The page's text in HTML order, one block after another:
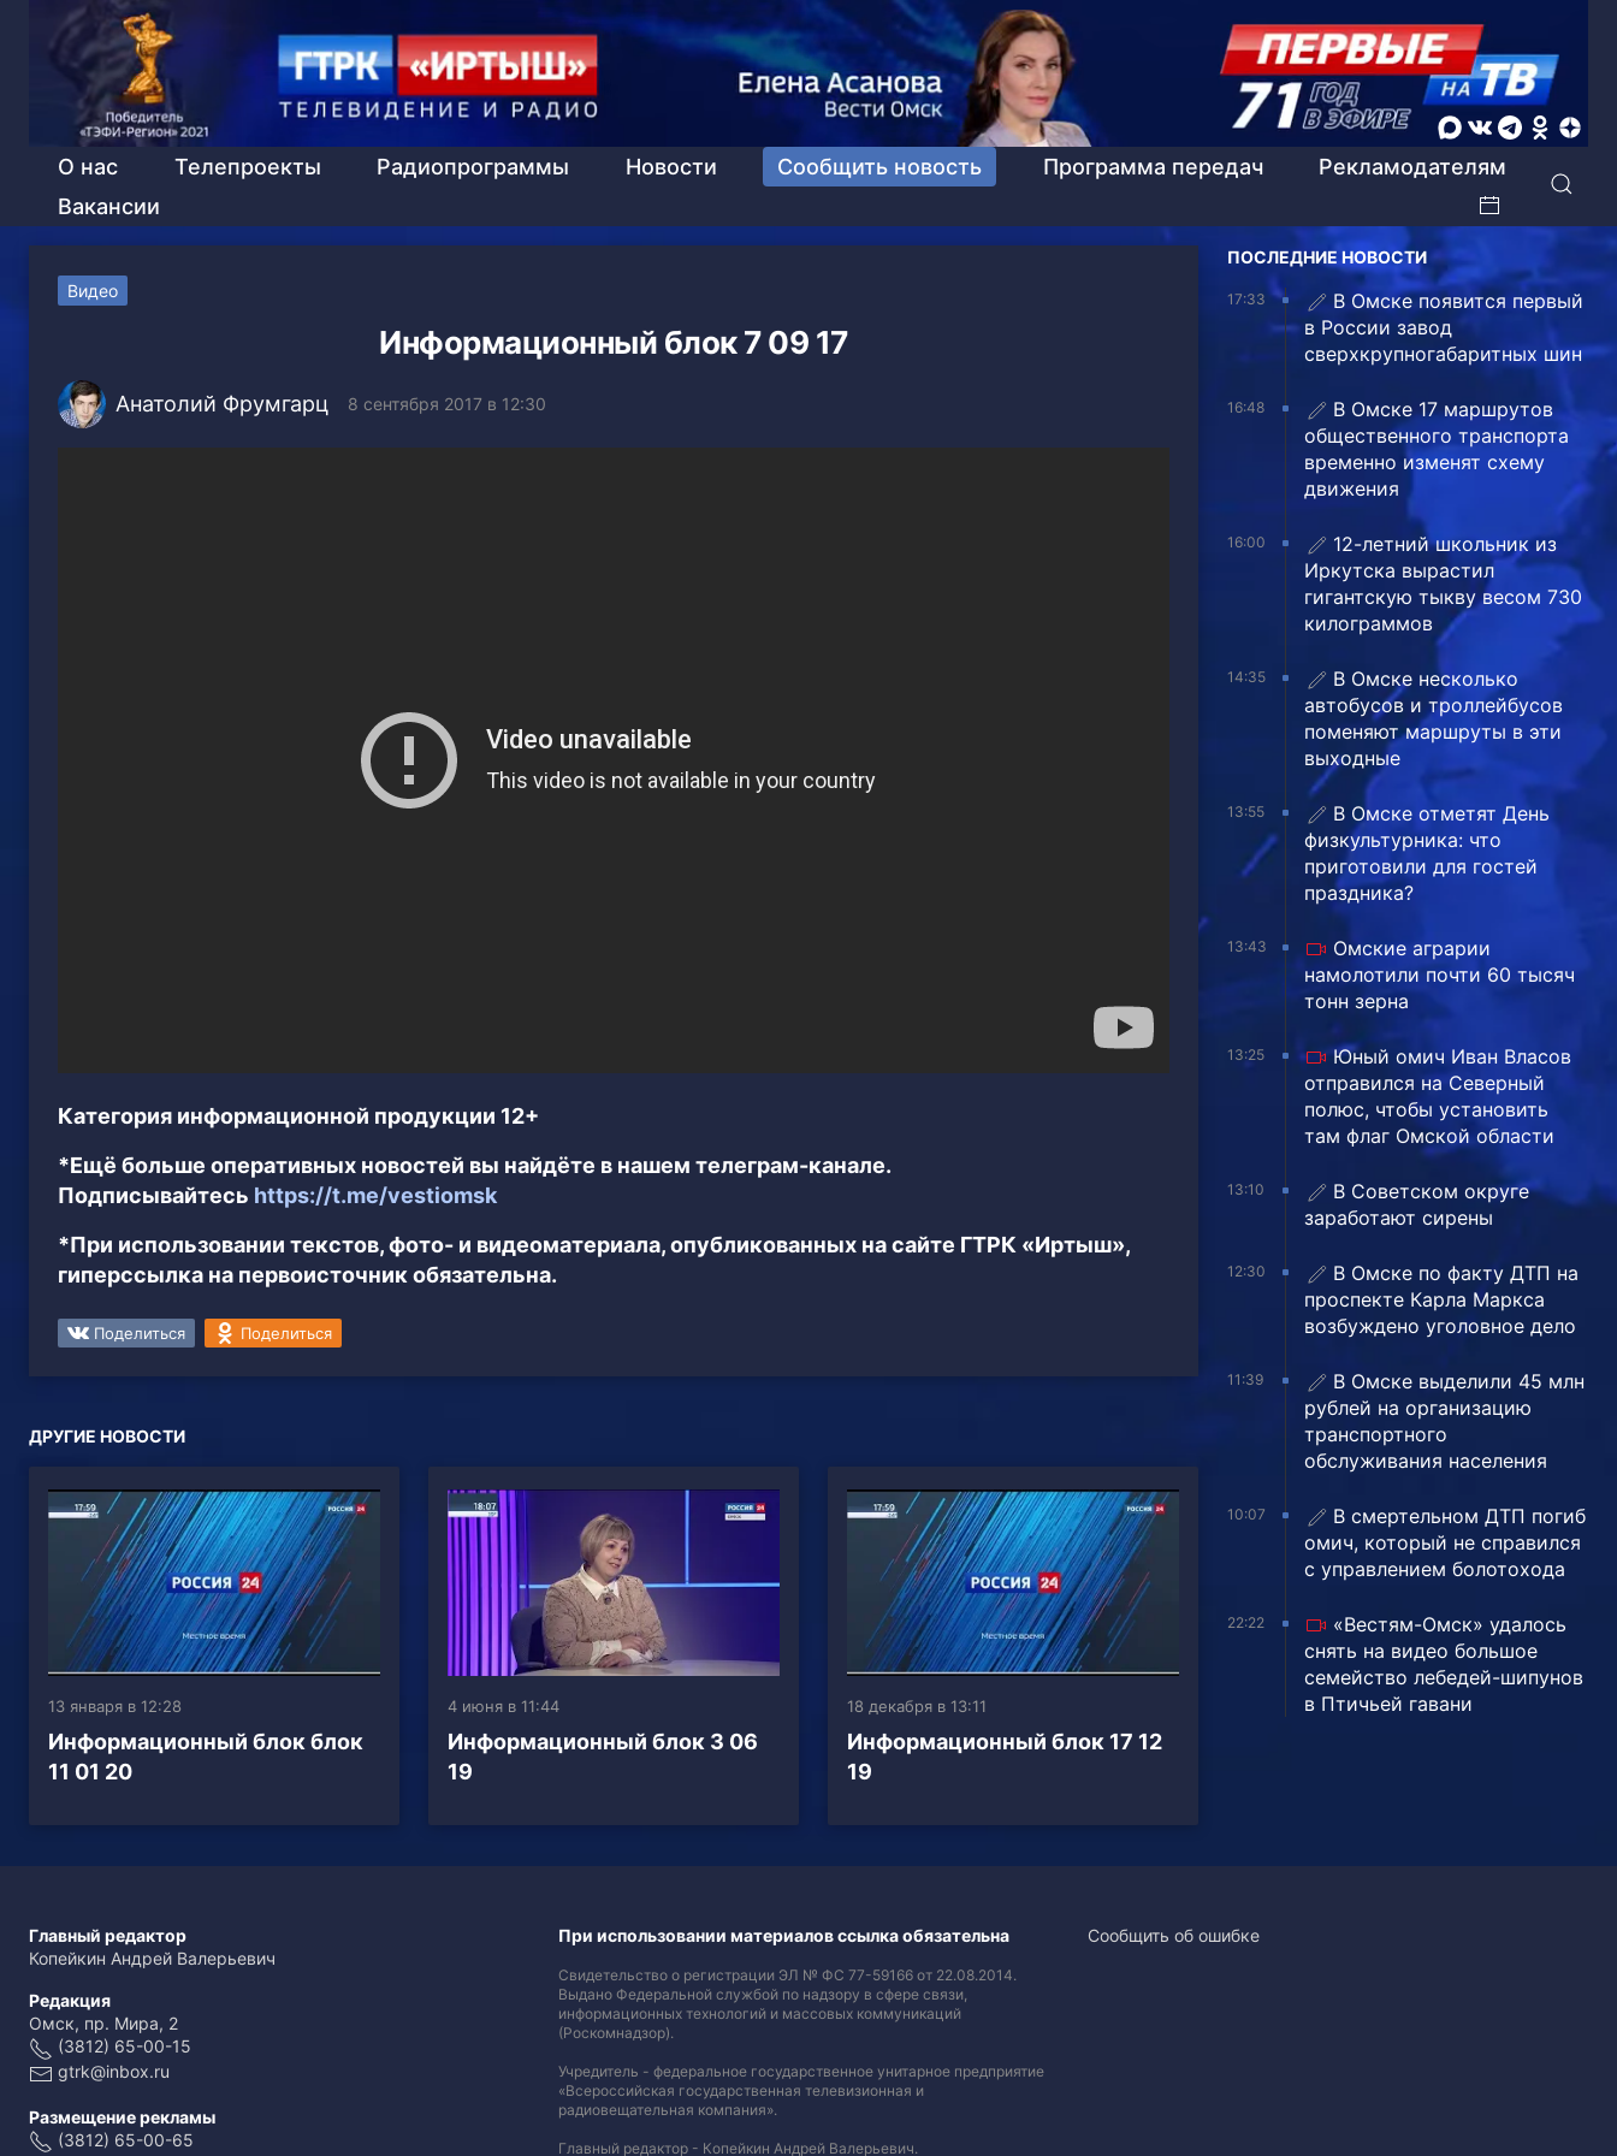
О нас Телепроекты Радиопрограммы Новости Сообщить новость Программа передач
Рекламодателям
Вакансии
Видео
Информационный блок 7 09 17
Анатолий Фрумгарц 8 сентября 2017 в 12:30
Категория информационной продукции 12+
*Ещё больше оперативных новостей вы найдёте в нашем телеграм-канале.
Подписывайтесь https://t.me/vestiomsk
*При использовании текстов, фото- и видеоматериала, опубликованных на сайте ГТРК «Иртыш»,
гиперссылка на первоисточник обязательна.
Поделиться Поделиться
ДРУГИЕ НОВОСТИ
13 января в 12:28
Информационный блок блок
11 01 20
4 июня в 11:44
Информационный блок 3 06
19
18 декабря в 13:11
Информационный блок 17 12
19
ПОСЛЕДНИЕ НОВОСТИ
17:33
В Омске появится первый
в России завод
сверхкрупногабаритных шин
16:48
В Омске 17 маршрутов
общественного транспорта
временно изменят схему
движения
16:00
12-летний школьник из
Иркутска вырастил
гигантскую тыкву весом 730
килограммов
14:35
В Омске несколько
автобусов и троллейбусов
поменяют маршруты в эти
выходные
13:55
В Омске отметят День
физкультурника: что
приготовили для гостей
праздника?
13:43
Омские аграрии
намолотили почти 60 тысяч
тонн зерна
13:25
Юный омич Иван Власов
отправился на Северный
полюс, чтобы установить
там флаг Омской области
13:10
В Советском округе
заработают сирены
12:30
В Омске по факту ДТП на
проспекте Карла Маркса
возбуждено уголовное дело
11:39
В Омске выделили 45 млн
рублей на организацию
транспортного
обслуживания населения
10:07
В смертельном ДТП погиб
омич, который не справился
с управлением болотохода
22:22
«Вестям-Омск» удалось
снять на видео большое
семейство лебедей-шипунов
в Птичьей гавани
Главный редактор
Копейкин Андрей Валерьевич
Редакция
Омск, пр. Мира, 2
(3812) 65-00-15
gtrk@inbox.ru
Размещение рекламы
(3812) 65-00-65
При использовании материалов ссылка обязательна
Свидетельство о регистрации ЭЛ № ФС 77-59166 от 22.08.2014.
Выдано Федеральной службой по надзору в сфере связи,
информационных технологий и массовых коммуникаций
(Роскомнадзор).
Учредитель - федеральное государственное унитарное предприятие
«Всероссийская государственная телевизионная и
радиовещательная компания».
Главный редактор - Копейкин Андрей Валерьевич.
Сообщить об ошибке